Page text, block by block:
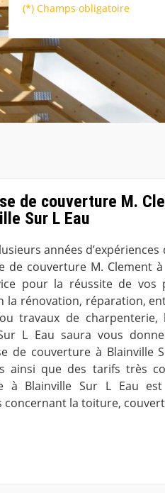
(*) Champs obligatoire
de couverture M.
Sur L Eau
années
de couverture M. Clement
pour la réussite de vos
la rénovation, réparation,
travaux de charpenterie,
L Eau saura vous
de couverture à Blainville
ainsi que des tarifs très
à Blainville Sur L Eau
concernant la toiture,